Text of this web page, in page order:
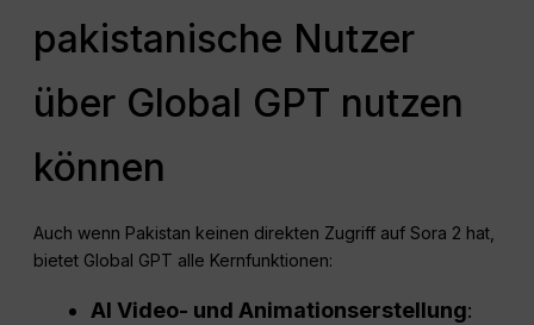
pakistanische Nutzer
über Global GPT nutzen
können
Auch wenn Pakistan keinen direkten Zugriff auf Sora 2 hat,
bietet Global GPT alle Kernfunktionen:
AI Video- und Animationserstellung: